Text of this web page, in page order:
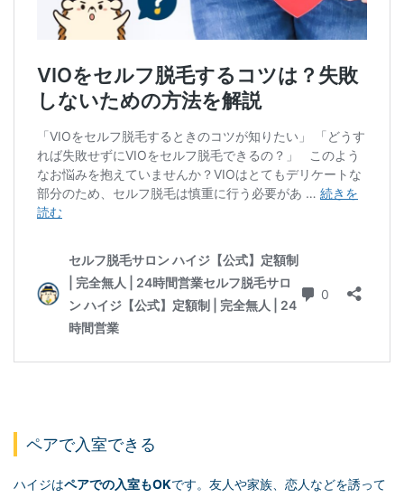
ペアで入室できる
ハイジはペアでの入室もOKです。友人や家族、恋人などを誘って